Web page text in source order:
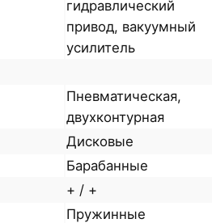
гидравлический
привод, вакуумный
усилитель
Пневматическая,
двухконтурная
Дисковые
Барабанные
+ / +
Пружинные